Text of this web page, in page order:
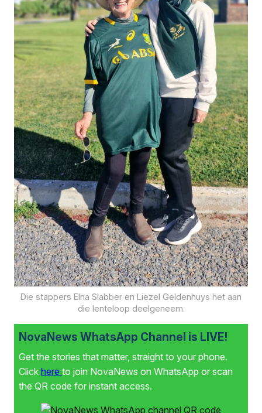
Die stappers Elna Slabber en Liezel Geldenhuys het aan
die lenteloop deelgeneem.
NovaNews WhatsApp Channel is LIVE!
Get the stories that matter, straight to your phone.
Click here to join NovaNews on WhatsApp or scan
the QR code for instant access.